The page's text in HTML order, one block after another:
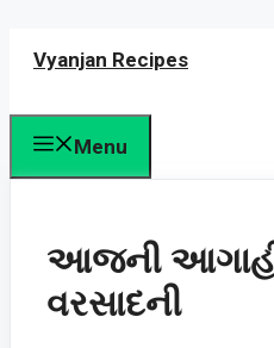
Vyanjan Recipes
Menu
આજની
વરસાદની